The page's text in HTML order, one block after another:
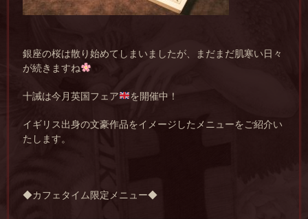
銀座の桜は散り始めてしまいましたが、まだまだ肌寒い日々
が続きますね
十誡は今月英国フェア を開催中！
イギリス出身の文豪作品をイメージしたメニューをご紹介い
たします。
◆カフェタイム限定メニュー◆